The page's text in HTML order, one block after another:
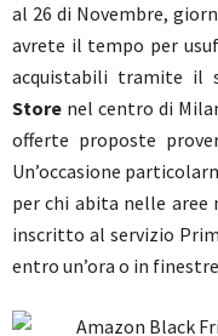
al 26 di Novembre,
avrete il tempo per
acquistabili tramite il
Store nel centro di
offerte proposte
Un’occasione
per chi abita nelle
inscritto al servizio
entro un’ora o in